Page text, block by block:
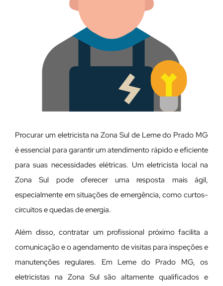
Procurar um eletricista na Zona Sul de Leme do Prado MG
é essencial para garantir um atendimento rápido e eficiente
para suas necessidades elétricas. Um eletricista local na
Zona Sul pode oferecer uma resposta mais ágil,
especialmente em situações de emergência, como curtos-
circuitos e quedas de energia.
Além disso, contratar um profissional próximo facilita a
comunicação e o agendamento de visitas para inspeções e
manutenções regulares. Em Leme do Prado MG, os
eletricistas na Zona Sul são altamente qualificados e